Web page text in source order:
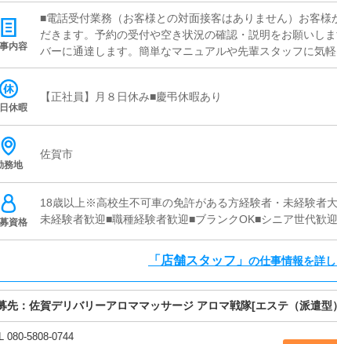
内容
■電話受付業務（お客様との対面接客はありません）お客
だきます。予約の受付や空き状況の確認・説明をお願いし
バーに通達します。簡単なマニュアルや先輩スタッフに気
心して働けます。■PC更新業務ヘブンネットなど、ポータ
を押すだけや、ブログの更新時に簡単に文字が入力出来れ
休暇
【正社員】月８日休み■慶弔休暇あり
務地
佐賀市
資格
18歳以上※高校生不可車の免許がある方経験者・未経験者
未経験者歓迎■職種経験者歓迎■ブランクOK■シニア世代歓
「店舗スタッフ」 の仕事情報を詳
先： 佐賀デリバリーアロママッサージ アロマ戦隊[エステ（派遣型
080-5808-0744